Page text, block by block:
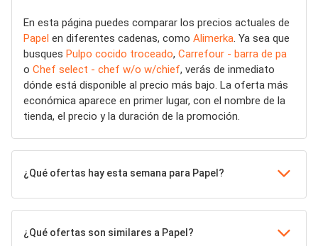
En esta página puedes comparar los precios actuales de
Papel en diferentes cadenas, como Alimerka. Ya sea que
busques Pulpo cocido troceado, Carrefour - barra de pa
o Chef select - chef w/o w/chief, verás de inmediato
dónde está disponible al precio más bajo. La oferta más
económica aparece en primer lugar, con el nombre de la
tienda, el precio y la duración de la promoción.
¿Qué ofertas hay esta semana para Papel?
¿Qué ofertas son similares a Papel?